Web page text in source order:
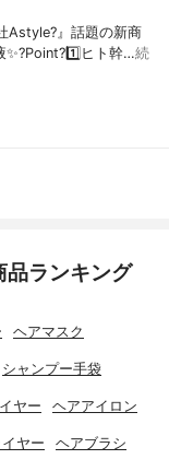
Astyle?』話題の新商
✨?Point?1️⃣ヒト幹…続
品ランキング
ヘアマスク
シャンプー手袋
ヤー ヘアアイロン
ヤー ヘアブラシ